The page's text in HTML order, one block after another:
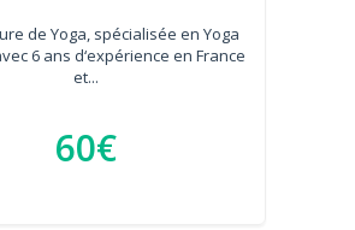
de Yoga, spécialisée en Yoga
6 ans d‘expérience en France
et...
60€